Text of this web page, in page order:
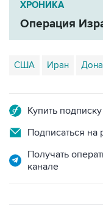
ХРОНИКА
Операция
США Иран
Купить
Подписаться на
Получать
канале